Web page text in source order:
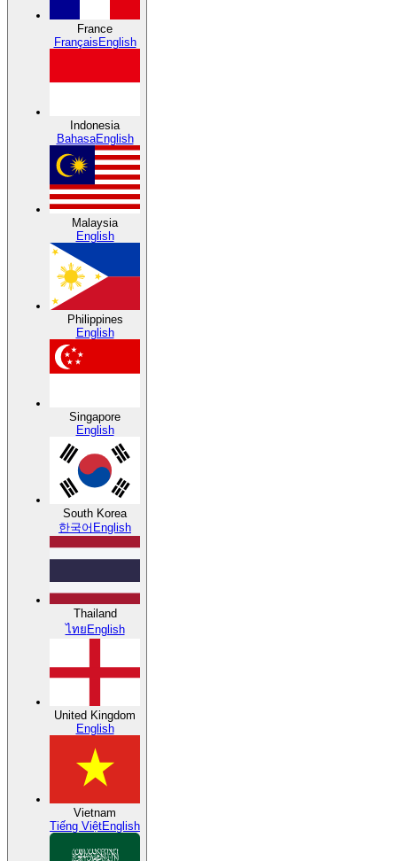
France
FrançaisEnglish
Indonesia
BahasaEnglish
Malaysia
English
Philippines
English
Singapore
English
South Korea
한국어 English
Thailand
ไทยEnglish
United Kingdom
English
Vietnam
Tiếng ViệtEnglish